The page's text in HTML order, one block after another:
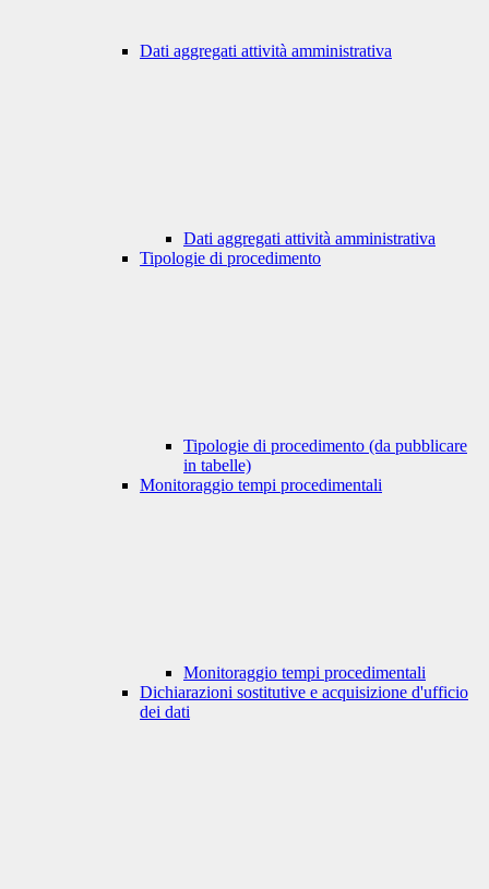
Dati aggregati attività amministrativa
Dati aggregati attività amministrativa
Tipologie di procedimento
Tipologie di procedimento (da pubblicare
in tabelle)
Monitoraggio tempi procedimentali
Monitoraggio tempi procedimentali
Dichiarazioni sostitutive e acquisizione d'ufficio
dei dati